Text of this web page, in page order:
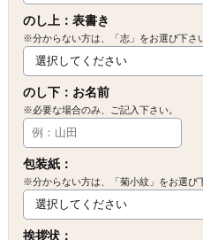
のし上：表書き
※分からない方は、「志」をお選び下さ
のし下：お名前
※必要な場合のみ、ご記入下さい。
包装紙：
※分からない方は、「菊小紋」をお選び
挨拶状：